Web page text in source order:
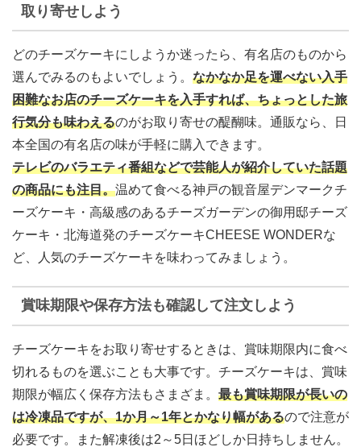
取り寄せしよう
どのチーズケーキにしようか迷ったら、有名店のものから
選んでみるのもよいでしょう。 なかなか足を運べない入手
困難なお店のチーズケーキを入手すれば、ちょっとした旅
行気分も味わえるのがお取り寄せの醍醐味。通販なら、日
本全国の有名店の味が手軽に購入できます。
テレビのバラエティ番組などで芸能人が紹介していた話題
の商品にも注目。温めて食べる神戸の観音屋デンマークチ
ーズケーキ・高級感のあるチーズガーデンの御用邸チーズ
ケーキ・北海道発のチーズケーキCHEESE WONDERな
ど、人気のチーズケーキを味わってみましょう。
賞味期限や保存方法も確認して注文しよう
チーズケーキをお取り寄せするときは、賞味期限内に食べ
切れるものを選ぶことも大事です。チーズケーキは、賞味
期限が幅広く保存方法もさまざま。 最も賞味期限が長いの
は冷凍品ですが、1か月～1年とかなり幅があるので注意が
必要です。また解凍後は2～5日ほどしか日持ちしません。